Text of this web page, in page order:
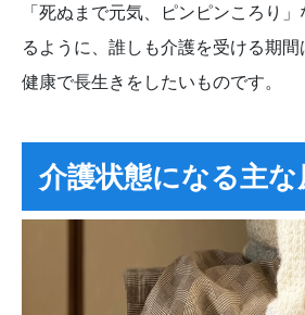
「死ぬまで元気、ピンピンころり
るように、誰しも介護を受ける期間
健康で長生きをしたいものです。
介護状態になる主な